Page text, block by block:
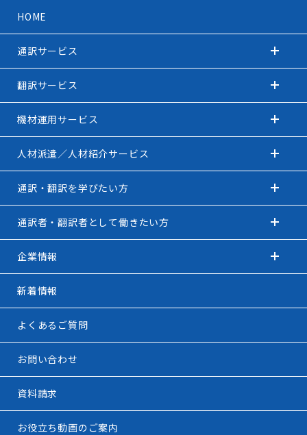
新着情報
よくあるご質問
お問い合わせ
資料請求
お役立ち動画のご案内
HOME
通訳サービス
翻訳サービス
機材運用サービス
人材派遣／人材紹介サービス
企業情報
通訳・翻訳を学びたい方
通訳者・翻訳者として働きたい方